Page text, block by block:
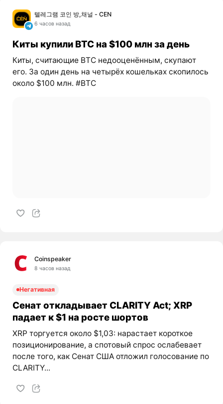
텔레그램 코인 방,채널 - CEN
6 часов назад
Киты купили BTC на $100 млн за день
Киты, считающие BTC недооценённым, скупают
его. За один день на четырёх кошельках скопилось
около $100 млн. #BTC
Coinspeaker
8 часов назад
Негативная
Сенат откладывает CLARITY Act; XRP
падает к $1 на росте шортов
XRP торгуется около $1,03: нарастает короткое
позиционирование, а спотовый спрос ослабевает
после того, как Сенат США отложил голосование по
CLARITY...